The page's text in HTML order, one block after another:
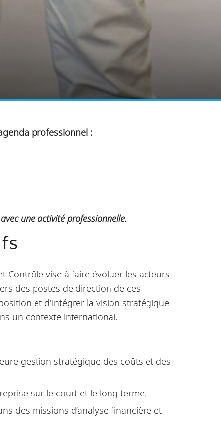
professionnel :
une activité professionnelle.
Contrôle vise à faire évoluer les acteurs
des postes de direction de ces
et d'intégrer la vision stratégique
un contexte international.
gestion stratégique des coûts et des
sur le court et le long terme.
des missions d’analyse financière et